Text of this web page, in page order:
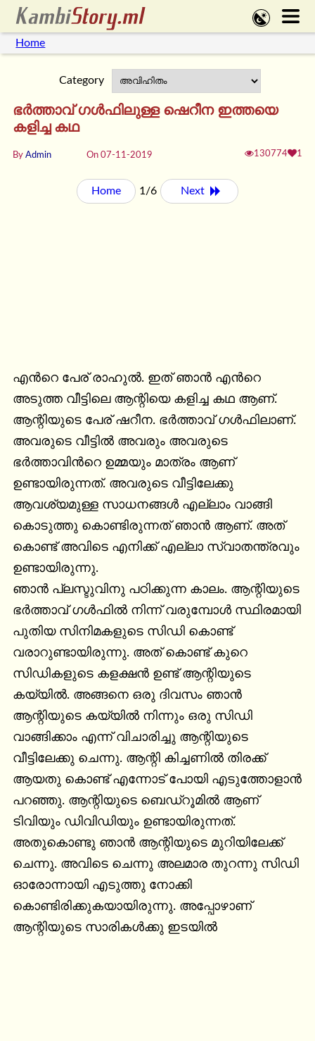
Home
Category
ഭർത്താവ് ഗൾഫിലുള്ള ഷെറീന ഇത്തയെ
കളിച്ച കഥ
By Admin On 07-11-2019 130774 1
Home 1/6 Next
എൻറെ പേര് രാഹുൽ. ഇത് ഞാൻ എൻറെ
അടുത്ത വീട്ടിലെ ആന്റിയെ കളിച്ച കഥ ആണ്.
ആന്റിയുടെ പേര് ഷറീന. ഭർത്താവ് ഗൾഫിലാണ്.
അവരുടെ വീട്ടിൽ അവരും അവരുടെ
ഭർത്താവിൻറെ ഉമ്മയും മാത്രം ആണ്
ഉണ്ടായിരുന്നത്. അവരുടെ വീട്ടിലേക്കു
ആവശ്യമുള്ള സാധനങ്ങൾ എല്ലാം വാങ്ങി
കൊടുത്തു കൊണ്ടിരുന്നത് ഞാൻ ആണ്. അത്
കൊണ്ട് അവിടെ എനിക്ക് എല്ലാ സ്വാതന്ത്രവും
ഉണ്ടായിരുന്നു.
ഞാൻ പ്ലസ്ടുവിനു പഠിക്കുന്ന കാലം. ആന്റിയുടെ
ഭർത്താവ് ഗൾഫിൽ നിന്ന് വരുമ്പോൾ സ്ഥിരമായി
പുതിയ സിനിമകളുടെ സിഡി കൊണ്ട്
വരാറുണ്ടായിരുന്നു. അത് കൊണ്ട് കുറെ
സിഡികളുടെ കളക്ഷൻ ഉണ്ട് ആന്റിയുടെ
കയ്യിൽ. അങ്ങനെ ഒരു ദിവസം ഞാൻ
ആന്റിയുടെ കയ്യിൽ നിന്നും ഒരു സിഡി
വാങ്ങിക്കാം എന്ന് വിചാരിച്ചു ആന്റിയുടെ
വീട്ടിലേക്കു ചെന്നു. ആന്റി കിച്ചണിൽ തിരക്ക്
ആയതു കൊണ്ട് എന്നോട് പോയി എടുത്തോളാൻ
പറഞ്ഞു. ആന്റിയുടെ ബെഡ്റൂമിൽ ആണ്
ടിവിയും ഡിവിഡിയും ഉണ്ടായിരുന്നത്.
അതുകൊണ്ടു ഞാൻ ആന്റിയുടെ മുറിയിലേക്ക്
ചെന്നു. അവിടെ ചെന്നു അലമാര തുറന്നു സിഡി
ഓരോന്നായി എടുത്തു നോക്കി
കൊണ്ടിരിക്കുകയായിരുന്നു. അപ്പോഴാണ്
ആന്റിയുടെ സാരികൾക്കു ഇടയിൽ